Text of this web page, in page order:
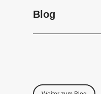
Blog